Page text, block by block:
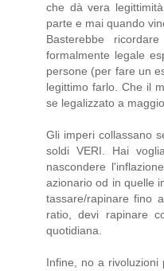
che dà vera
parte e mai quando
Basterebbe
formalmente legale
persone (per fare un
legittimo farlo. Che il
se legalizzato a
Gli imperi collassano
soldi VERI. Hai
nascondere
azionario od in quelle
tassare/rapinare fino
ratio, devi rapinare
quotidiana.
Infine, no a